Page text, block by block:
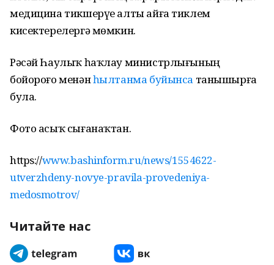
медицина тикшерүе алты айға тиклем
кисектерелергә мөмкин.
Рәсәй Һаулыҡ һаҡлау министрлығының
бойороғо менәнһылтанма буйынса танышырға
була.
Фото асыҡ сығанаҡтан.
https://www.bashinform.ru/news/1554622-
utverzhdeny-novye-pravila-provedeniya-
medosmotrov/
Читайте нас